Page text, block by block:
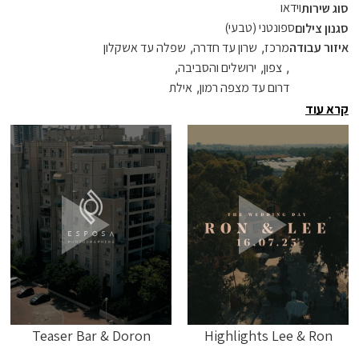
סוג שירותוידאו
סגנון צילוםספונטני (טבעי)
איזור עבודהמרכז, שרון עד חדרה, שפלה עד אשקלון
, צפון, ירושלים והסביבה,
דרום עד מצפה רמון, אילת
קרא עוד
Highlights Lee & Ron
Teaser Bar & Doron